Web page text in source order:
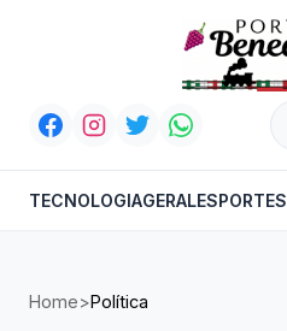
TECNOLOGIAGERALESPORTES
Home>Política